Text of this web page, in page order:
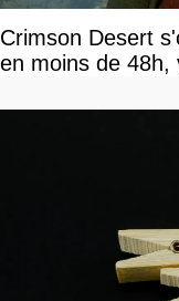
Crimson Desert
en moins de 48h,